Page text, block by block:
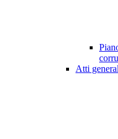
Atti